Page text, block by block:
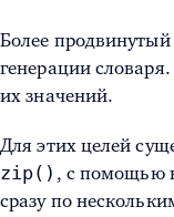
Более
генерации
их значений.
Для этих целей
zip() , с помощью
сразу по